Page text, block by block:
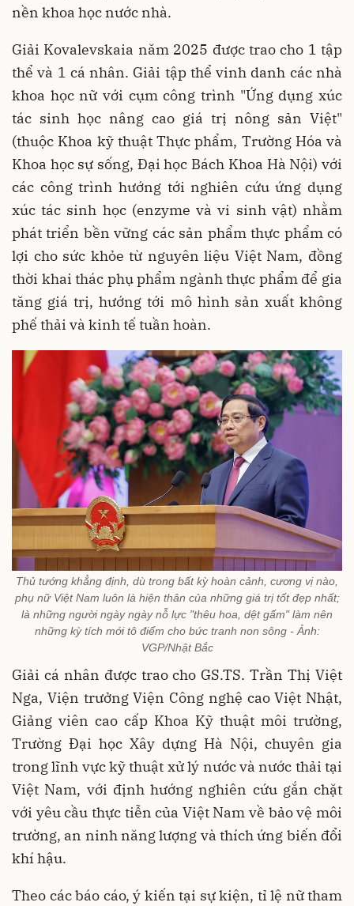
nền khoa học nước nhà.
Giải Kovalevskaia năm 2025 được trao cho 1 tập
thể và 1 cá nhân. Giải tập thể vinh danh các nhà
khoa học nữ với cụm công trình "Ứng dụng xúc
tác sinh học nâng cao giá trị nông sản Việt"
(thuộc Khoa kỹ thuật Thực phẩm, Trường Hóa và
Khoa học sự sống, Đại học Bách Khoa Hà Nội) với
các công trình hướng tới nghiên cứu ứng dụng
xúc tác sinh học (enzyme và vi sinh vật) nhằm
phát triển bền vững các sản phẩm thực phẩm có
lợi cho sức khỏe từ nguyên liệu Việt Nam, đồng
thời khai thác phụ phẩm ngành thực phẩm để gia
tăng giá trị, hướng tới mô hình sản xuất không
phế thải và kinh tế tuần hoàn.
Thủ tướng khẳng định, dù trong bất kỳ hoàn cảnh, cương vị nào,
phụ nữ Việt Nam luôn là hiện thân của những giá trị tốt đẹp nhất;
là những người ngày ngày nỗ lực "thêu hoa, dệt gấm" làm nên
những kỳ tích mới tô điểm cho bức tranh non sông - Ảnh:
VGP/Nhật Bắc
Giải cá nhân được trao cho GS.TS. Trần Thị Việt
Nga, Viện trưởng Viện Công nghệ cao Việt Nhật,
Giảng viên cao cấp Khoa Kỹ thuật môi trường,
Trường Đại học Xây dựng Hà Nội, chuyên gia
trong lĩnh vực kỹ thuật xử lý nước và nước thải tại
Việt Nam, với định hướng nghiên cứu gắn chặt
với yêu cầu thực tiễn của Việt Nam về bảo vệ môi
trường, an ninh năng lượng và thích ứng biến đổi
khí hậu.
Theo các báo cáo, ý kiến tại sự kiện, tỉ lệ nữ tham